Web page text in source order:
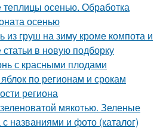
осенью. Обработка
осенью
из груш на зиму кроме компота и
в новую подборку
с красными плодами
по регионам и срокам
региона
мякотью. Зеленые
названиями и фото (каталог)